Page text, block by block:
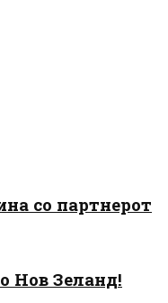
со партнерот
Нов Зеланд!